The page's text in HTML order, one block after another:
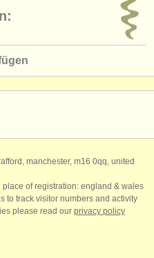
manchester, m16 0qq, united
of registration: england & wales
to track visitor numbers and activity
please read our privacy policy